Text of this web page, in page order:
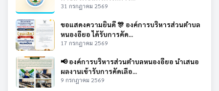
31 กรกฎาคม 2569
ขอแสดงความยินดี 🎊 องค์การบริหารส่วนตำบล
หนองอียอ ได้รับการคัด...
17 กรกฎาคม 2569
📢 องค์การบริหารส่วนตำบลหนองอียอ นำเสนอ
ผลงานเข้ารับการคัดเลือ...
9 กรกฎาคม 2569